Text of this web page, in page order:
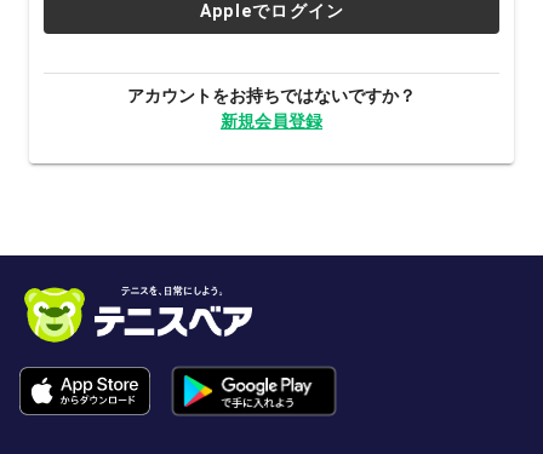
Appleでログイン
アカウントをお持ちではないですか？
新規会員登録